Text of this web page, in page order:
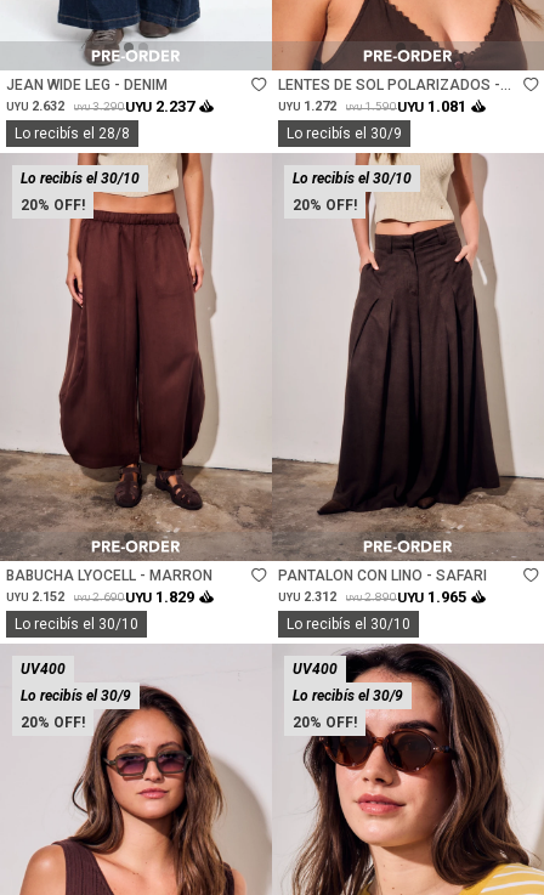
Talle
JEAN WIDE LEG - DENIM
UYU 2.632 UYU 3.290UYU 2.237
Lo recibís el 28/8
Talle
LENTES DE SOL POLARIZADOS -
GRIS
UYU 1.272 UYU 1.590UYU 1.081
Lo recibís el 30/9
20
Lo recibís el 30/10
Talle
BABUCHA LYOCELL - MARRON
UYU 2.152 UYU 2.690UYU 1.829
Lo recibís el 30/10
20
Lo recibís el 30/10
Talle
PANTALON CON LINO - SAFARI
UYU 2.312 UYU 2.890UYU 1.965
Lo recibís el 30/10
20
UV400
Lo recibís el 30/9
20
UV400
Lo recibís el 30/9